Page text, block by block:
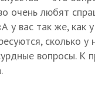
очень любят
у вас так же, как
сколько у
вопросы. К